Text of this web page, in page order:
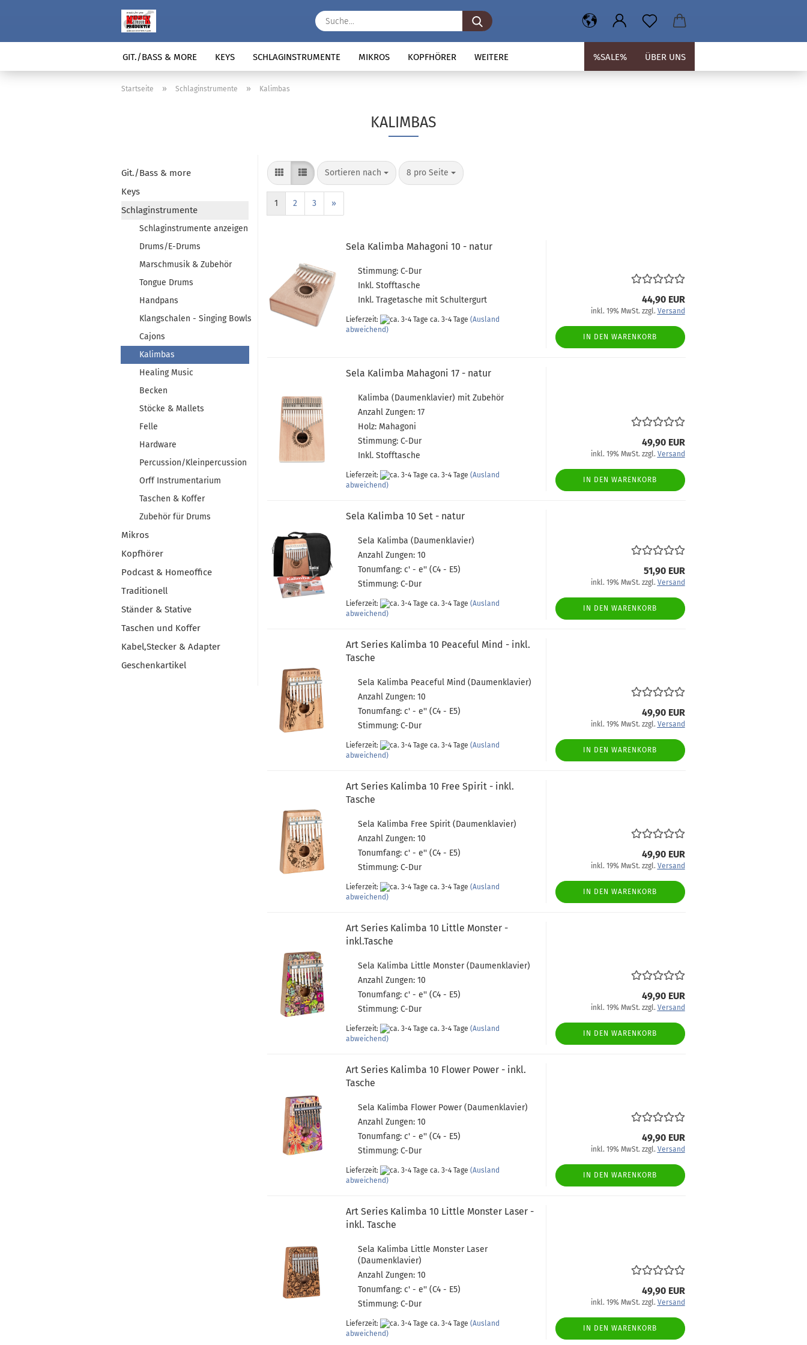
Suche...
GIT./BASS & MORE KEYS SCHLAGINSTRUMENTE MIKROS KOPFHÖRER %SALE% ÜBER UNS
WEITERE
Startseite » Schlaginstrumente » Kalimbas
KALIMBAS
Git./Bass & more
Keys
Schlaginstrumente
Schlaginstrumente anzeigen
Drums/E-Drums
Marschmusik & Zubehör
Tongue Drums
Handpans
Klangschalen - Singing Bowls
Cajons
Kalimbas
Healing Music
Becken
Stöcke & Mallets
Felle
Hardware
Percussion/Kleinpercussion
Orff Instrumentarium
Taschen & Koffer
Zubehör für Drums
Mikros
Kopfhörer
Podcast & Homeoffice
Traditionell
Ständer & Stative
Taschen und Koffer
Kabel,Stecker & Adapter
Geschenkartikel
Sortieren nach
Sortieren nach 8 pro Seite
pro Seite
1 2 3 »
Sela Kalimba Mahagoni 10 - natur
Stimmung: C-Dur
Inkl. Stofftasche
Inkl. Tragetasche mit Schultergurt
Lieferzeit: ca. 3-4 Tage (Ausland
abweichend)
44,90 EUR
inkl. 19% MwSt. zzgl. Versand
IN DEN WARENKORB
Sela Kalimba Mahagoni 17 - natur
Kalimba (Daumenklavier) mit Zubehör
Anzahl Zungen: 17
Holz: Mahagoni
Stimmung: C-Dur
Inkl. Stofftasche
Lieferzeit: ca. 3-4 Tage (Ausland
abweichend)
49,90 EUR
inkl. 19% MwSt. zzgl. Versand
IN DEN WARENKORB
Sela Kalimba 10 Set - natur
Sela Kalimba (Daumenklavier)
Anzahl Zungen: 10
Tonumfang: c' - e'' (C4 - E5)
Stimmung: C-Dur
Lieferzeit: ca. 3-4 Tage (Ausland
abweichend)
51,90 EUR
inkl. 19% MwSt. zzgl. Versand
IN DEN WARENKORB
Art Series Kalimba 10 Peaceful Mind - inkl.
Tasche
Sela Kalimba Peaceful Mind (Daumenklavier)
Anzahl Zungen: 10
Tonumfang: c' - e'' (C4 - E5)
Stimmung: C-Dur
Lieferzeit: ca. 3-4 Tage (Ausland
abweichend)
49,90 EUR
inkl. 19% MwSt. zzgl. Versand
IN DEN WARENKORB
Art Series Kalimba 10 Free Spirit - inkl.
Tasche
Sela Kalimba Free Spirit (Daumenklavier)
Anzahl Zungen: 10
Tonumfang: c' - e'' (C4 - E5)
Stimmung: C-Dur
Lieferzeit: ca. 3-4 Tage (Ausland
abweichend)
49,90 EUR
inkl. 19% MwSt. zzgl. Versand
IN DEN WARENKORB
Art Series Kalimba 10 Little Monster -
inkl.Tasche
Sela Kalimba Little Monster (Daumenklavier)
Anzahl Zungen: 10
Tonumfang: c' - e'' (C4 - E5)
Stimmung: C-Dur
Lieferzeit: ca. 3-4 Tage (Ausland
abweichend)
49,90 EUR
inkl. 19% MwSt. zzgl. Versand
IN DEN WARENKORB
Art Series Kalimba 10 Flower Power - inkl.
Tasche
Sela Kalimba Flower Power (Daumenklavier)
Anzahl Zungen: 10
Tonumfang: c' - e'' (C4 - E5)
Stimmung: C-Dur
Lieferzeit: ca. 3-4 Tage (Ausland
abweichend)
49,90 EUR
inkl. 19% MwSt. zzgl. Versand
IN DEN WARENKORB
Art Series Kalimba 10 Little Monster Laser -
inkl. Tasche
Sela Kalimba Little Monster Laser
(Daumenklavier)
Anzahl Zungen: 10
Tonumfang: c' - e'' (C4 - E5)
Stimmung: C-Dur
Lieferzeit: ca. 3-4 Tage (Ausland
abweichend)
49,90 EUR
inkl. 19% MwSt. zzgl. Versand
IN DEN WARENKORB